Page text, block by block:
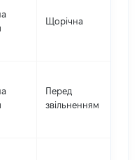
Щорічна
Перед
звільненням